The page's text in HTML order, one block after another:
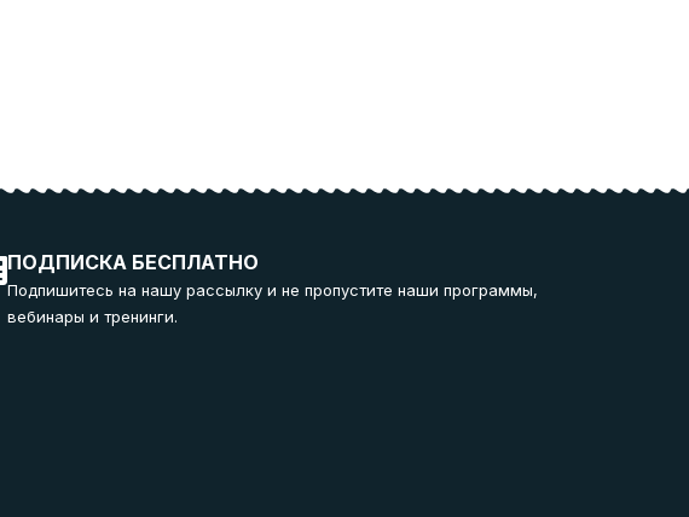
ПОДПИСКА БЕСПЛАТНО
Подпишитесь на нашу рассылку и не пропустите наши программы,
вебинары и тренинги.